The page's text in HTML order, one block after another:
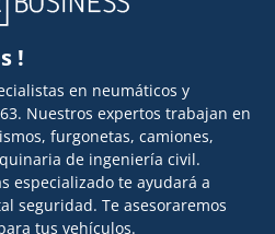
!
en neumáticos y
Nuestros expertos trabajan en
furgonetas, camiones,
de ingeniería civil.
especializado te ayudará a
seguridad. Te asesoraremos
tus vehículos.